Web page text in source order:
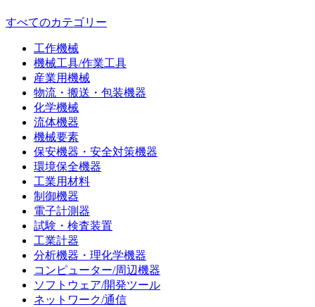
すべてのカテゴリー
工作機械
機械工具/作業工具
産業用機械
物流・搬送・包装機器
化学機械
流体機器
機械要素
保安機器・安全対策機器
環境保全機器
工業用材料
制御機器
電子計測器
試験・検査装置
工業計器
分析機器・理化学機器
コンピューター/周辺機器
ソフトウェア/開発ツール
ネットワーク/通信